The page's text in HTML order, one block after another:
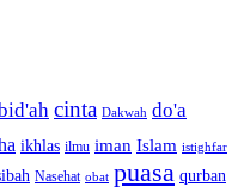
cinta Dakwah do'a
ikhlas ilmu iman Islam istighfar
Nasehat obat puasa qurban